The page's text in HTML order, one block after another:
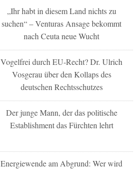
„Ihr habt in diesem Land nichts zu
suchen“ – Venturas Ansage bekommt
nach Ceuta neue Wucht
Vogelfrei durch EU-Recht? Dr. Ulrich
Vosgerau über den Kollaps des
deutschen Rechtsschutzes
Der junge Mann, der das politische
Establishment das Fürchten lehrt
Energiewende am Abgrund: Wer wird